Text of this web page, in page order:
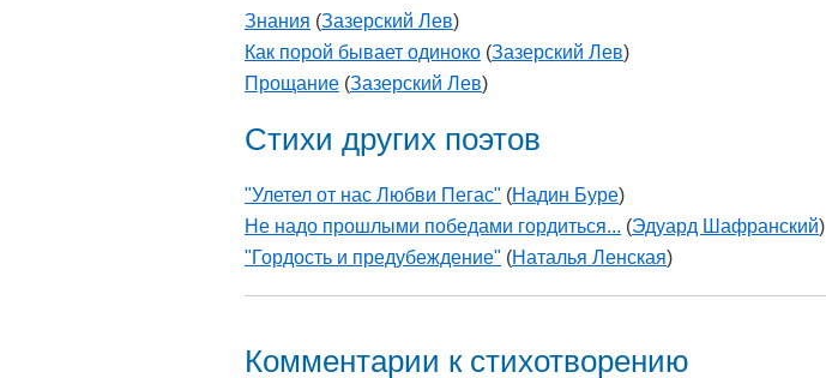
Знания (Зазерский Лев)
Как порой бывает одиноко (Зазерский Лев)
Прощание (Зазерский Лев)
Стихи других поэтов
"Улетел от нас Любви Пегас" (Надин Буре)
Не надо прошлыми победами гордиться... (Эдуард Шафранский)
"Гордость и предубеждение" (Наталья Ленская)
Комментарии к стихотворению